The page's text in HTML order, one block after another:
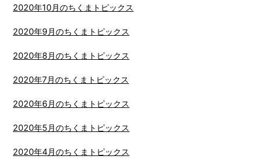
2020年10月のちくまトピックス
2020年9月のちくまトピックス
2020年8月のちくまトピックス
2020年7月のちくまトピックス
2020年6月のちくまトピックス
2020年5月のちくまトピックス
2020年4月のちくまトピックス